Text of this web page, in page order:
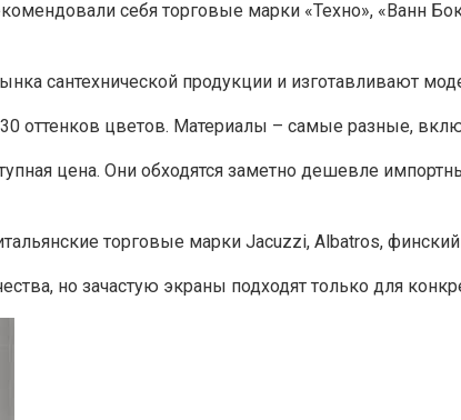
себя торговые марки «Техно», «Ванн
сантехнической продукции и изготавливают
оттенков цветов. Материалы – самые разные,
цена. Они обходятся заметно дешевле
торговые марки Jacuzzi, Albatros,
но зачастую экраны подходят только для